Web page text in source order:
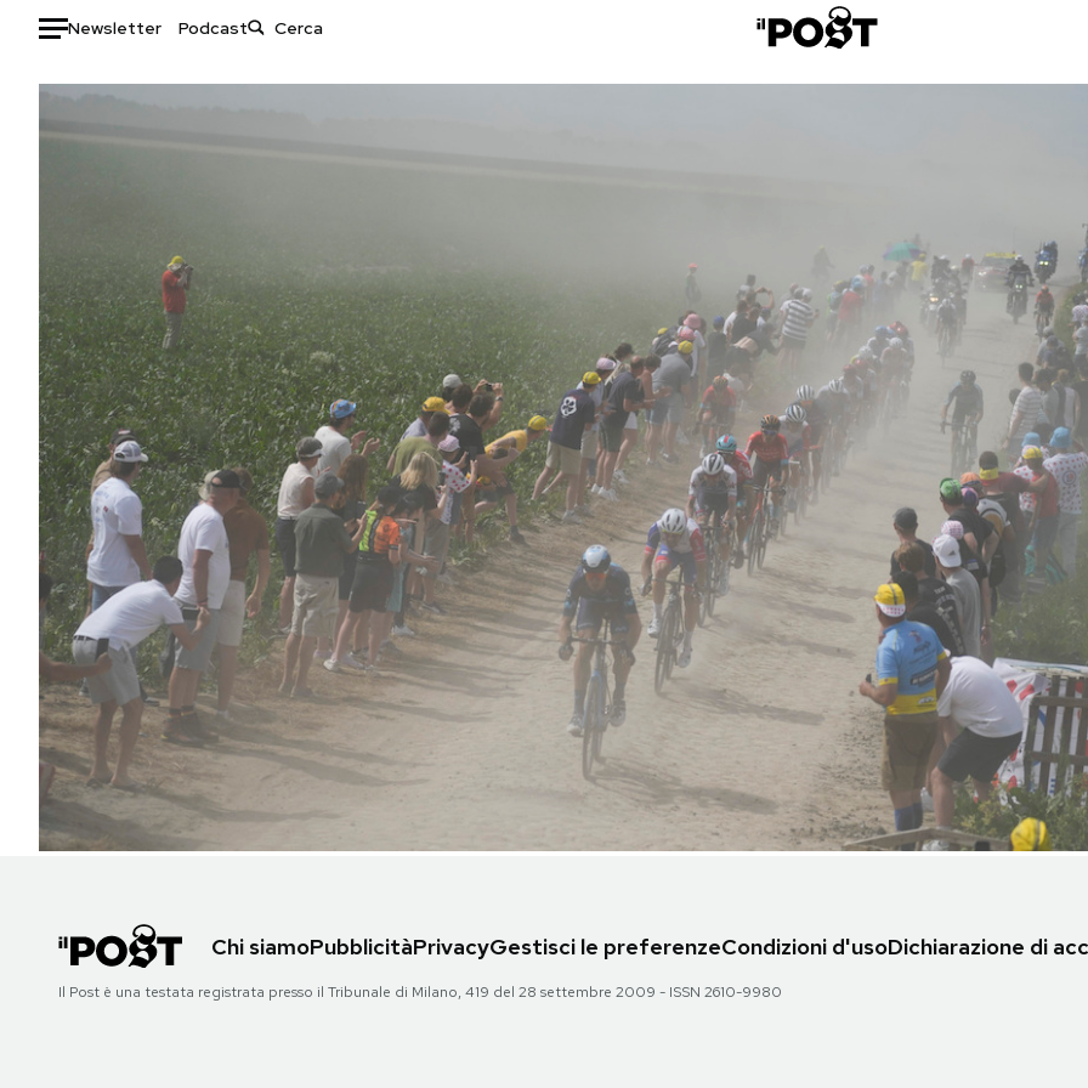
Newsletter Podcast
Auto
HOME
Politica
Tecnologia
Internet
Scienza
Cultura
Economia
Sport
Storie/Idee
Ok Boomer!
Media
Europa
Altrecose
Mondiali calcio 2026
PODCAST
NEWSLETTER
I MIEI PREFERITI
AREA PERSONALE
Chi siamoPubblicitàPrivacyGestisci le preferenzeCondizioni d'usoDichiarazione di
Il Post è una testata registrata presso il Tribunale di Milano, 419 del 28 settembre 2009 - ISSN 2610-9980